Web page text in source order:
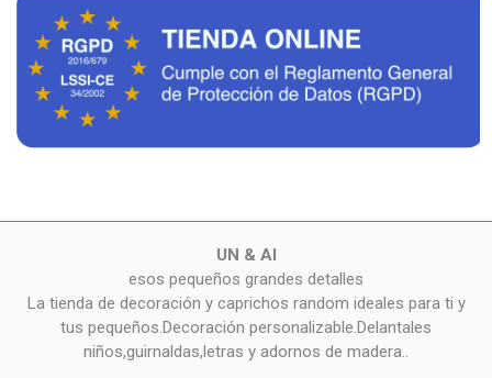
UN & AI
esos pequeños grandes detalles
La tienda de decoración y caprichos random ideales para ti y
tus pequeños.Decoración personalizable.Delantales
niños,guirnaldas,letras y adornos de madera..